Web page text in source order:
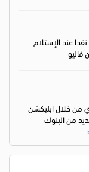
عند الإستلام
فاليو
من خلال ابليكشن
من البنوك